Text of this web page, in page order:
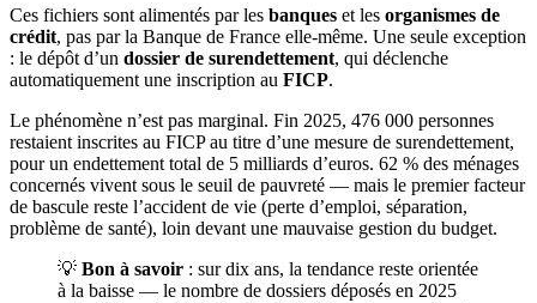
Ces fichiers sont alimentés par les banques et les organismes de
crédit, pas par la Banque de France elle-même. Une seule exception
: le dépôt d’un dossier de surendettement, qui déclenche
automatiquement une inscription au FICP.
Le phénomène n’est pas marginal. Fin 2025, 476 000 personnes
restaient inscrites au FICP au titre d’une mesure de surendettement,
pour un endettement total de 5 milliards d’euros. 62 % des ménages
concernés vivent sous le seuil de pauvreté — mais le premier facteur
de bascule reste l’accident de vie (perte d’emploi, séparation,
problème de santé), loin devant une mauvaise gestion du budget.
💡 Bon à savoir : sur dix ans, la tendance reste orientée
à la baisse — le nombre de dossiers déposés en 2025